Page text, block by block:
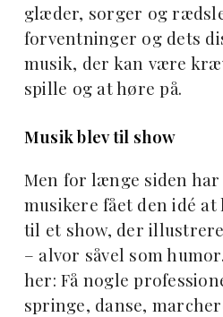
glæder, sorger og
forventninger og dets
musik, der kan være
spille og at høre på.
Musik blev til show
Men for længe siden
musikere fået den idé
til et show, der
– alvor såvel som
her: Få nogle
springe, danse,